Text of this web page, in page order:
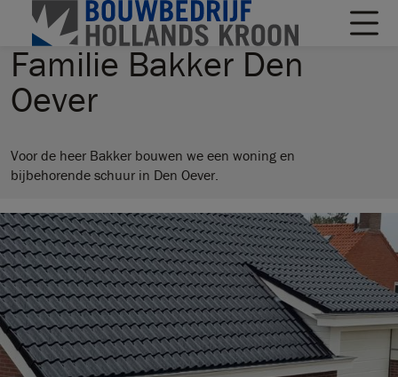
Familie Bakker Den
Oever
Voor de heer Bakker bouwen we een woning en
bijbehorende schuur in Den Oever.